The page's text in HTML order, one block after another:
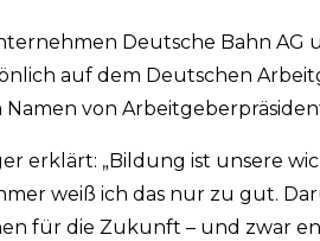
Deutsche Bahn AG
auf dem Deutschen
von
erklärt: „Bildung ist unsere
weiß ich das nur zu gut.
für die Zukunft – und zwar